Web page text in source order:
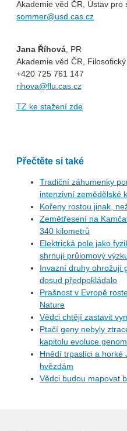
Akademie věd ČR, Ústav pro
sommer@usd.cas.cz
Jana Říhová, PR
Akademie věd ČR,
+420 725 761 147
rihova@flu.cas.cz
TZ ke stažení zde
Přečtěte si také
Tradiční záhumenky
intenzivní zemědělské
Kořeny rostou jinak,
Zemětřesení na
340 kilometrů
Elektrická pole jako
shrnují průlomový
Invazní druhy ohrožují
dosud předpokládalo
Prašnost v Evropě
Nature
Vědci chtějí zastavit
Ptačí geny nebyly
kapitolu evoluce
Hnědí trpaslíci a horké
hvězdám
Vědci budou mapovat